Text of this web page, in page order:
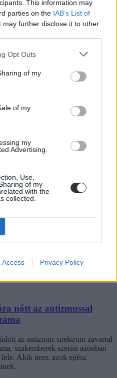
This information may
parties on the IAB’s List of
may further disclose it to other
Opt Outs
of my
of my
my
Advertising.
Use,
of my
with the
collected.
Access Privacy Policy
ragyog kedd este az
április 2-án.
nőtt az autizmussal
az autizmus spektrum zavarral
szakemberek szerint azonban
Akik nem, azok egész